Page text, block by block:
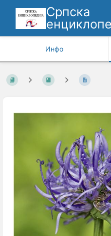
Српска
Инфо